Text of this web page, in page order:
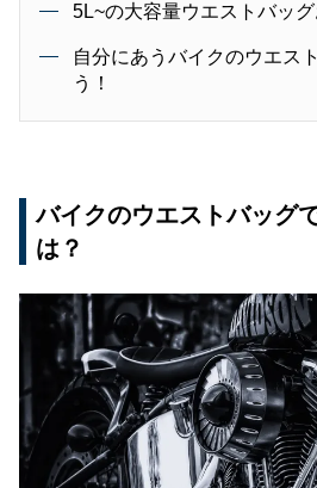
5L~の大容量ウエストバッ
自分にあうバイクのウエス
う！
バイクのウエストバッグ
は？